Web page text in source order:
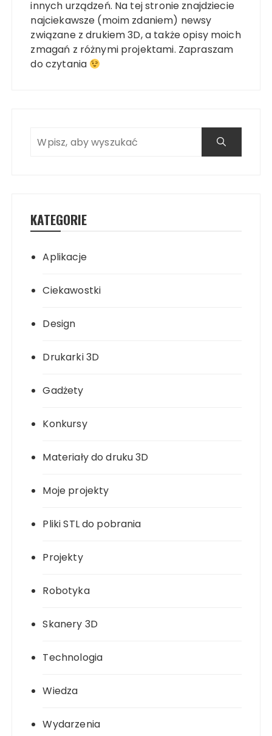
innych urządzeń. Na tej stronie znajdziecie
najciekawsze (moim zdaniem) newsy
związane z drukiem 3D, a także opisy moich
zmagań z różnymi projektami. Zapraszam
do czytania
KATEGORIE
Aplikacje
Ciekawostki
Design
Drukarki 3D
Gadżety
Konkursy
Materiały do druku 3D
Moje projekty
Pliki STL do pobrania
Projekty
Robotyka
Skanery 3D
Technologia
Wiedza
Wydarzenia